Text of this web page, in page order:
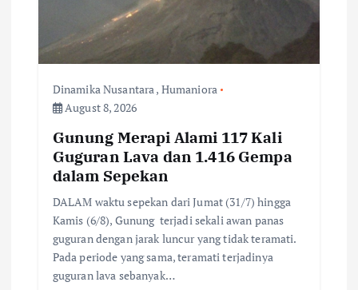
Dinamika Nusantara , Humaniora
August 8, 2026
Gunung Merapi Alami 117 Kali
Guguran Lava dan 1.416 Gempa
dalam Sepekan
DALAM waktu sepekan dari Jumat (31/7) hingga
Kamis (6/8), Gunung terjadi sekali awan panas
guguran dengan jarak luncur yang tidak teramati.
Pada periode yang sama, teramati terjadinya
guguran lava sebanyak…